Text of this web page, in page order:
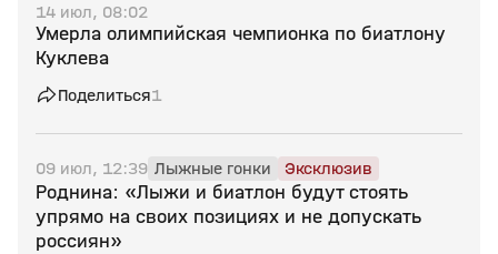
14 июл, 08:02
Умерла олимпийская чемпионка по биатлону
Куклева
Поделиться1
09 июл, 12:39 Лыжные гонки Эксклюзив
Роднина: «Лыжи и биатлон будут стоять
упрямо на своих позициях и не допускать
россиян»